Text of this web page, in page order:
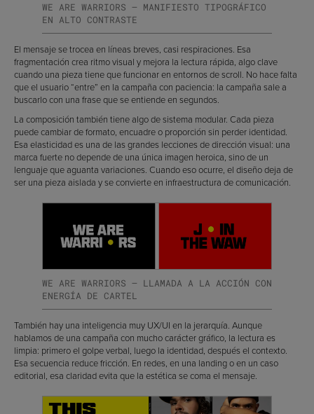
WE ARE WARRIORS — MANIFIESTO TIPOGRÁFICO
EN ALTO CONTRASTE
El mensaje se trocea en líneas breves, casi respiraciones. Esa
fragmentación crea ritmo visual y mejora la lectura rápida, algo clave
cuando una pieza tiene que funcionar en entornos de scroll. No hace falta
que el usuario “entre” en la campaña con paciencia: la campaña sale a
buscarlo con una frase que se entiende en segundos.
La composición también tiene algo de sistema modular. Cada pieza
puede cambiar de formato, encuadre o proporción sin perder identidad.
Esa elasticidad es una de las grandes lecciones de dirección visual: una
marca fuerte no depende de una única imagen heroica, sino de un
lenguaje que aguanta variaciones. Cuando eso ocurre, el diseño deja de
ser una pieza aislada y se convierte en infraestructura de comunicación.
WE ARE WARRIORS — LLAMADA A LA ACCIÓN CON
ENERGÍA DE CARTEL
También hay una inteligencia muy UX/UI en la jerarquía. Aunque
hablamos de una campaña con mucho carácter gráfico, la lectura es
limpia: primero el golpe verbal, luego la identidad, después el contexto.
Esa secuencia reduce fricción. En redes, en una landing o en un caso
editorial, esa claridad evita que la estética se coma el mensaje.